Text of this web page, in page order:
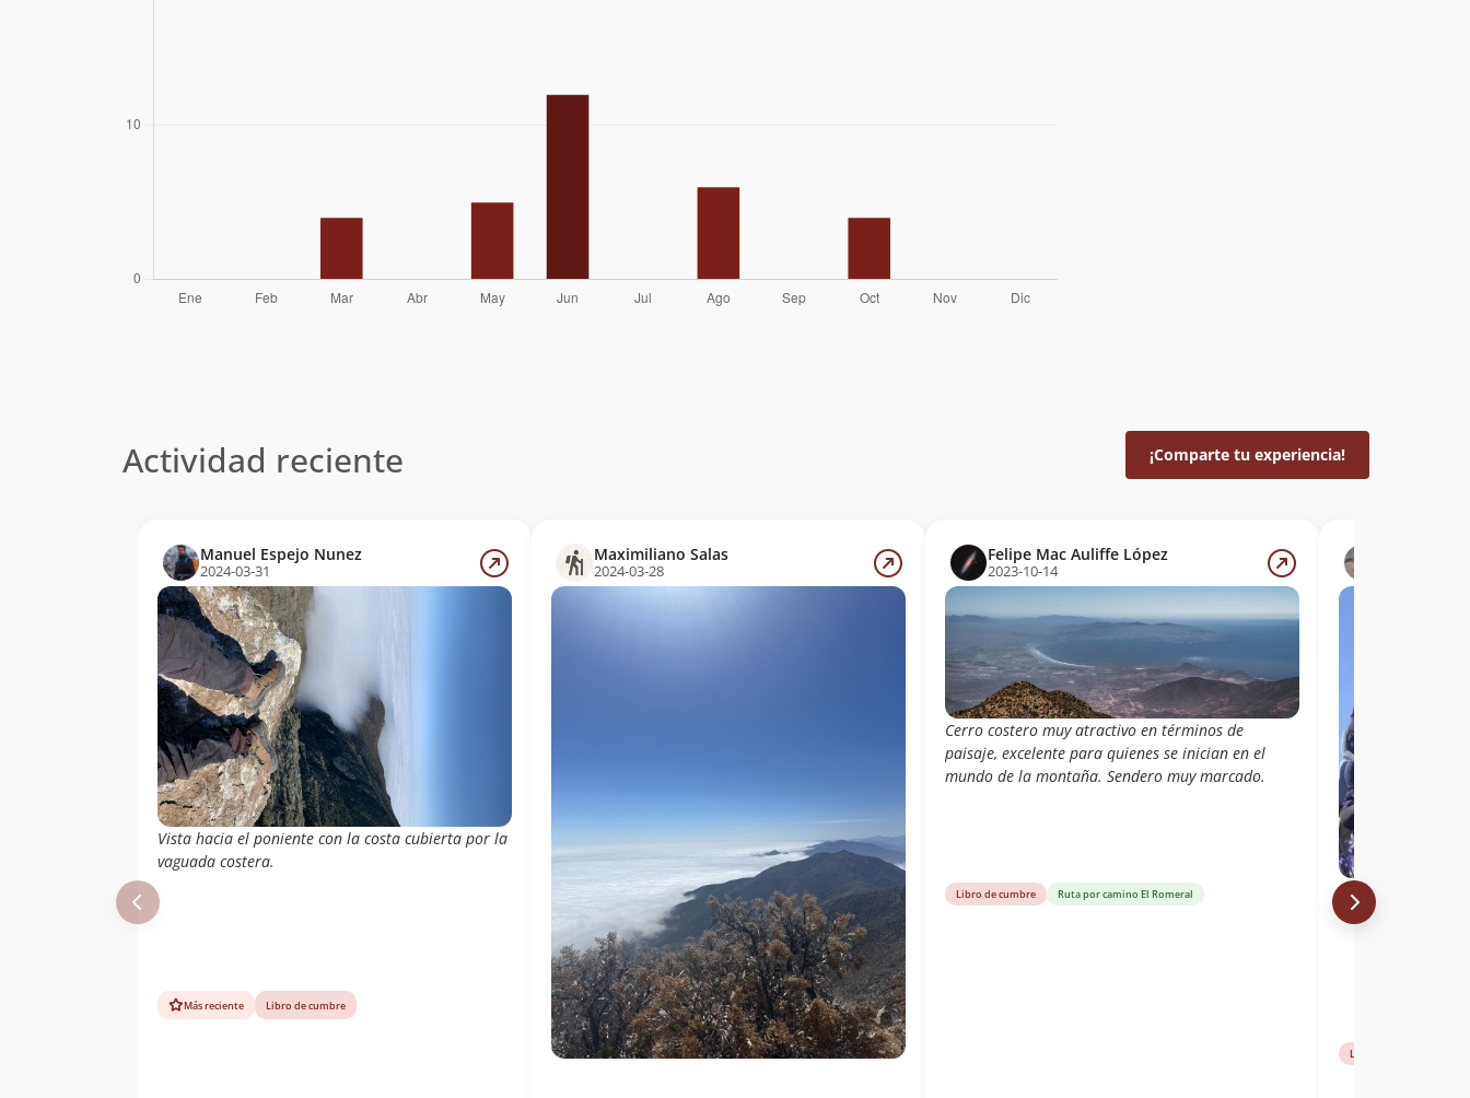
Actividad reciente ¡Comparte tu experiencia!
Manuel Espejo Nunez
2024-03-31
Vista hacia el poniente con la costa cubierta por la
vaguada costera.
Más reciente Libro de cumbre
Maximiliano Salas
2024-03-28
Felipe Mac Auliffe López
2023-10-14
Cerro costero muy atractivo en términos de
paisaje, excelente para quienes se inician en el
mundo de la montaña. Sendero muy marcado.
Libro de cumbre Ruta por camino El Romeral
Libro de cumbre